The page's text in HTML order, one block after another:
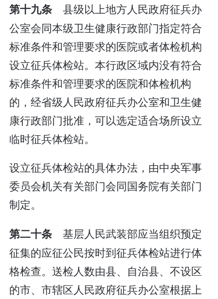
第十九条 县级以上地方人民政府征兵办
公室会同本级卫生健康行政部门指定符合
标准条件和管理要求的医院或者体检机构
设立征兵体检站。本行政区域内没有符合
标准条件和管理要求的医院和体检机构
的，经省级人民政府征兵办公室和卫生健
康行政部门批准，可以选定适合场所设立
临时征兵体检站。
设立征兵体检站的具体办法，由中央军事
委员会机关有关部门会同国务院有关部门
制定。
第二十条 基层人民武装部应当组织预定
征集的应征公民按时到征兵体检站进行体
格检查。送检人数由县、自治县、不设区
的市、市辖区人民政府征兵办公室根据上